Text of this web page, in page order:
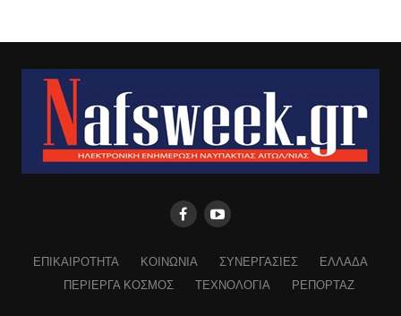
ΕΠΙΚΑΙΡΟΤΗΤΑ ΚΟΙΝΩΝΙΑ ΣΥΝΕΡΓΑΣΙΕΣ
ΕΛΛΑΔΑ
ΠΕΡΙΕΡΓΑ ΚΟΣΜΟΣ
ΤΕΧΝΟΛΟΓΙΑ ΡΕΠΟΡΤΑΖ